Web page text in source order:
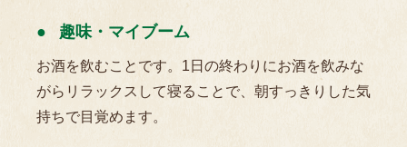
趣味・マイブーム
お酒を飲むことです。1日の終わりにお酒を飲みな
がらリラックスして寝ることで、朝すっきりした気
持ちで目覚めます。